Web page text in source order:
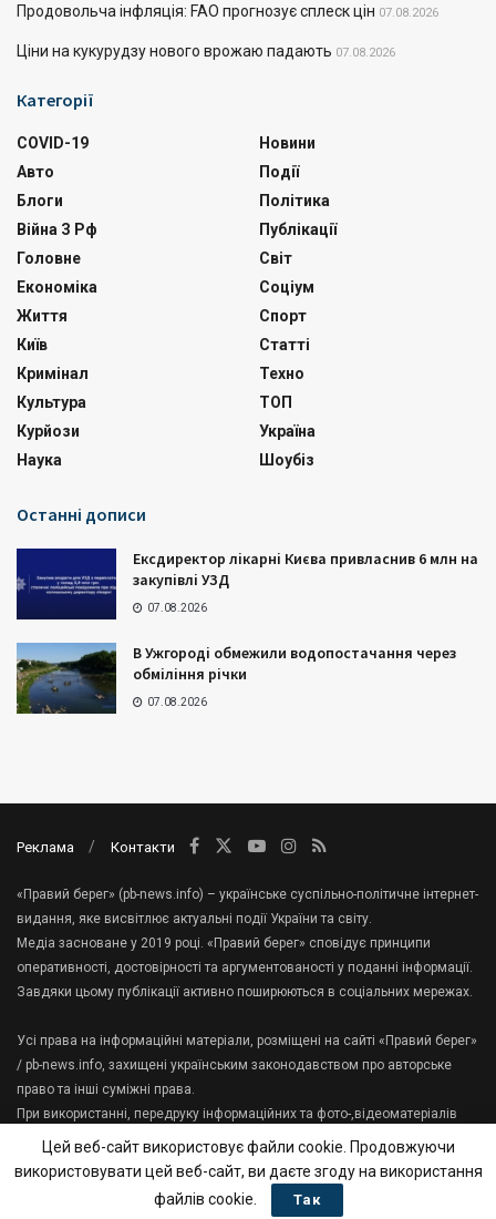
Продовольча інфляція: FAO прогнозує сплеск цін 07.08.2026
Ціни на кукурудзу нового врожаю падають 07.08.2026
Категорії
COVID-19
Авто
Блоги
Війна З Рф
Головне
Економіка
Життя
Київ
Кримінал
Культура
Курйози
Наука
Новини
Події
Політика
Публікації
Світ
Соціум
Спорт
Статті
Техно
ТОП
Україна
Шоубіз
Останні дописи
Ексдиректор лікарні Києва привласнив 6 млн на
закупівлі УЗД
07.08.2026
В Ужгороді обмежили водопостачання через
обміління річки
07.08.2026
Реклама Контакти
«Правий берег» (pb-news.info) – українське суспільно-політичне інтернет-
видання, яке висвітлює актуальні події України та світу.
Медіа засноване у 2019 році. «Правий берег» сповідує принципи
оперативності, достовірності та аргументованості у поданні інформації.
Завдяки цьому публікації активно поширюються в соціальних мережах.
Усі права на інформаційні матеріали, розміщені на сайті «Правий берег»
/ pb-news.info, захищені українським законодавством про авторське
право та інші суміжні права.
При використанні, передруку інформаційних та фото-,відеоматеріалів
сайту, гіперпосилання на «Правий берег» має міститися в першому
tenews.te.ua@gmail.com
Цей веб-сайт використовує файли cookie. Продовжуючи
використовувати цей веб-сайт, ви даєте згоду на використання
файлів cookie.
Так